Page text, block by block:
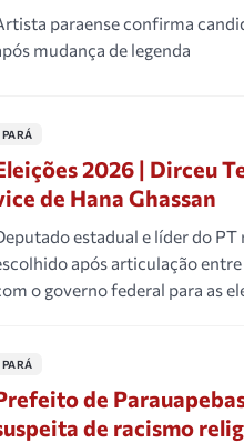
paraense confirma
mudança de legenda
PARÁ
2026 | Dirceu
de Hana Ghassan
estadual e líder do
após articulação
o governo federal para as
PARÁ
de
de racismo